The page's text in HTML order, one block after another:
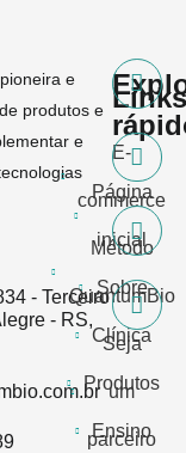
e
produtos e
e
- Terceiro
- RS,
Links
Página
inicial
Sobre
Clínica
Produtos
Ensino
E-
commerce
Método
QuantumBio
Seja
um
parceiro